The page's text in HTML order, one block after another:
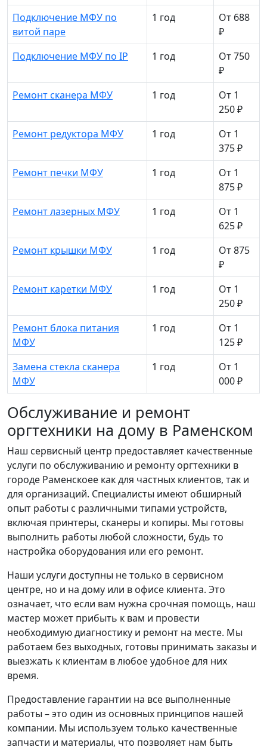
Подключение МФУ по
витой паре
1 год
От 688
₽
Подключение МФУ по IP
1 год
От 750
₽
Ремонт сканера МФУ
1 год
От 1
250 ₽
Ремонт редуктора МФУ
1 год
От 1
375 ₽
Ремонт печки МФУ
1 год
От 1
875 ₽
Ремонт лазерных МФУ
1 год
От 1
625 ₽
Ремонт крышки МФУ
1 год
От 875
₽
Ремонт каретки МФУ
1 год
От 1
250 ₽
Ремонт блока питания
МФУ
1 год
От 1
125 ₽
Замена стекла сканера
МФУ
1 год
От 1
000 ₽
Обслуживание и ремонт
оргтехники на дому в Раменском
Наш сервисный центр предоставляет качественные
услуги по обслуживанию и ремонту оргтехники в
городе Раменскоее как для частных клиентов, так и
для организаций. Специалисты имеют обширный
опыт работы с различными типами устройств,
включая принтеры, сканеры и копиры. Мы готовы
выполнить работы любой сложности, будь то
настройка оборудования или его ремонт.
Наши услуги доступны не только в сервисном
центре, но и на дому или в офисе клиента. Это
означает, что если вам нужна срочная помощь, наш
мастер может прибыть к вам и провести
необходимую диагностику и ремонт на месте. Мы
работаем без выходных, готовы принимать заказы и
выезжать к клиентам в любое удобное для них
время.
Предоставление гарантии на все выполненные
работы – это один из основных принципов нашей
компании. Мы используем только качественные
запчасти и материалы, что позволяет нам быть